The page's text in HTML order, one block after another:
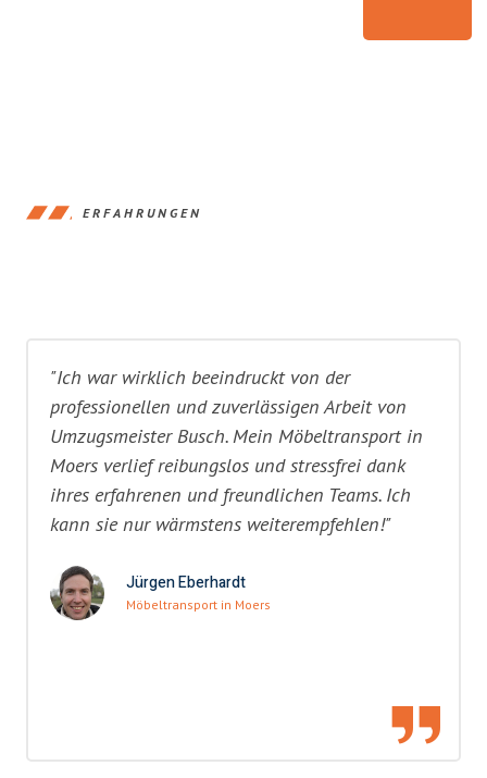
ERFAHRUNGEN
"Ich war wirklich beeindruckt von der
professionellen und zuverlässigen Arbeit von
Umzugsmeister Busch. Mein Möbeltransport in
Moers verlief reibungslos und stressfrei dank
ihres erfahrenen und freundlichen Teams. Ich
kann sie nur wärmstens weiterempfehlen!"
Jürgen Eberhardt
Möbeltransport in Moers